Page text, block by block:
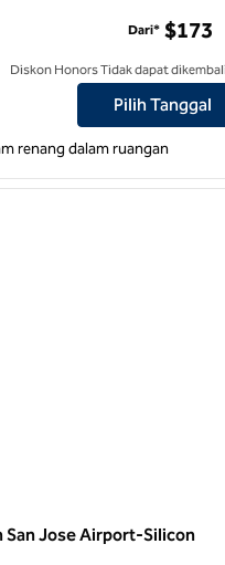
by Hilton Santa Clara
Dari* $173
Diskon Honors Tidak dapat
Pilih Tanggal
renang dalam ruangan
San Jose Airport-Silicon